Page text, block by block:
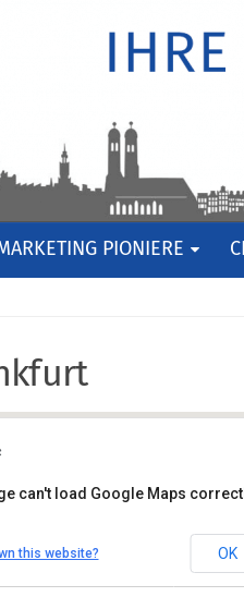
PIONIERE
Hotel-Messe Frankfurt
Heuss-Allee 3, 60486 Frankfurt
can't load Google Maps
this website? OK